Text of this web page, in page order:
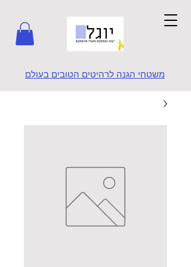
משטחי הגנה לרהיטים הטובים בעולם